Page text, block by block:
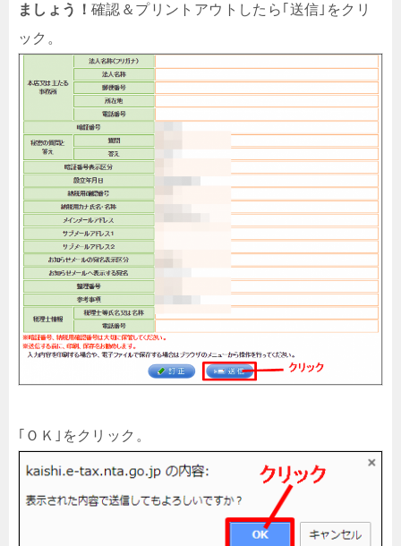
ましょう！ 確認＆プリントアウトしたら｢送信｣をクリ
ック。
｢ＯＫ｣をクリック。